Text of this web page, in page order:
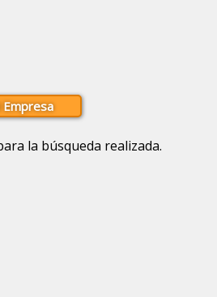
la búsqueda realizada.